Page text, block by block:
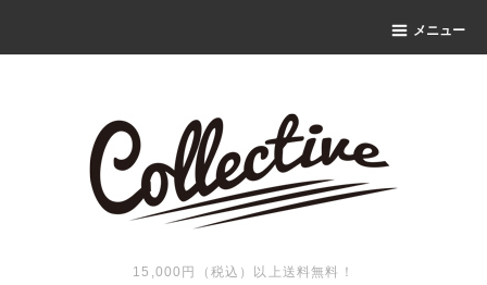
メニュー
15,000円（税込）以上送料無料！